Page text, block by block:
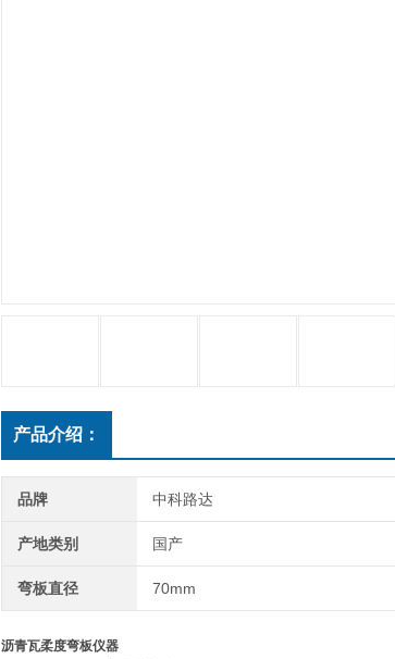
产品介绍：
品牌 中科路达
产地类别 国产
弯板直径 70mm
沥青瓦柔度弯板仪器